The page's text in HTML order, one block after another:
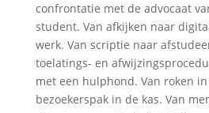
confrontatie met de advocaat
student. Van afkijken naar
werk. Van scriptie naar
toelatings- en
met een hulphond. Van roken
bezoekerspak in de kas. Van